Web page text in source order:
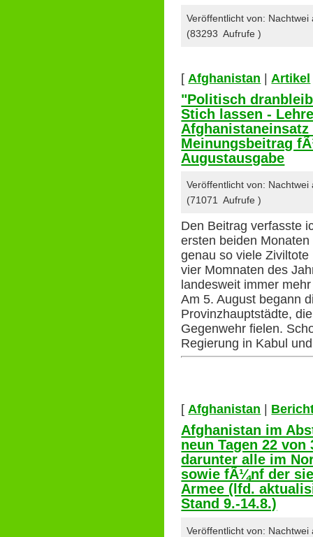
Veröffentlicht von:
(83293 Aufrufe )
[Afghanistan |Artikel
"Politisch
Stich lassen -
Meinungsbeitrag
Augustausgabe
Veröffentlicht von:
(71071 Aufrufe )
Den Beitrag verfasste
ersten beiden
genau so viele
vier Momnaten des
landesweit immer
Am 5. August begann
Provinzhauptstädte,
Gegenwehr fielen.
Regierung in Kabul
[Afghanistan
Afghanistan im
neun Tagen 22
darunter alle im
sowie fÃ¼nf der
Armee (lfd.
Stand 9.-14.8.)
Veröffentlicht von: